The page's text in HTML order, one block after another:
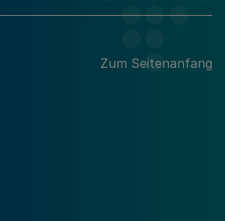
Zum Seitenanfang